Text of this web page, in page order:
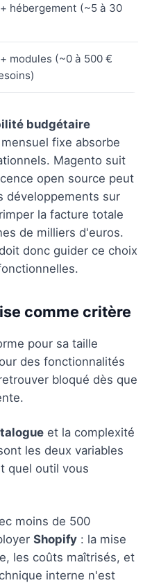
hébergement (~5 à 30
modules (~0 à 500 €
budgétaire
fixe absorbe
Magento suit
open source peut
développements sur
la facture totale
de milliers d'euros.
donc guider ce choix
comme critère
pour sa taille
des fonctionnalités
bloqué dès que
et la complexité
les deux variables
quel outil vous
moins de 500
Shopify : la mise
les coûts maîtrisés, et
interne n'est